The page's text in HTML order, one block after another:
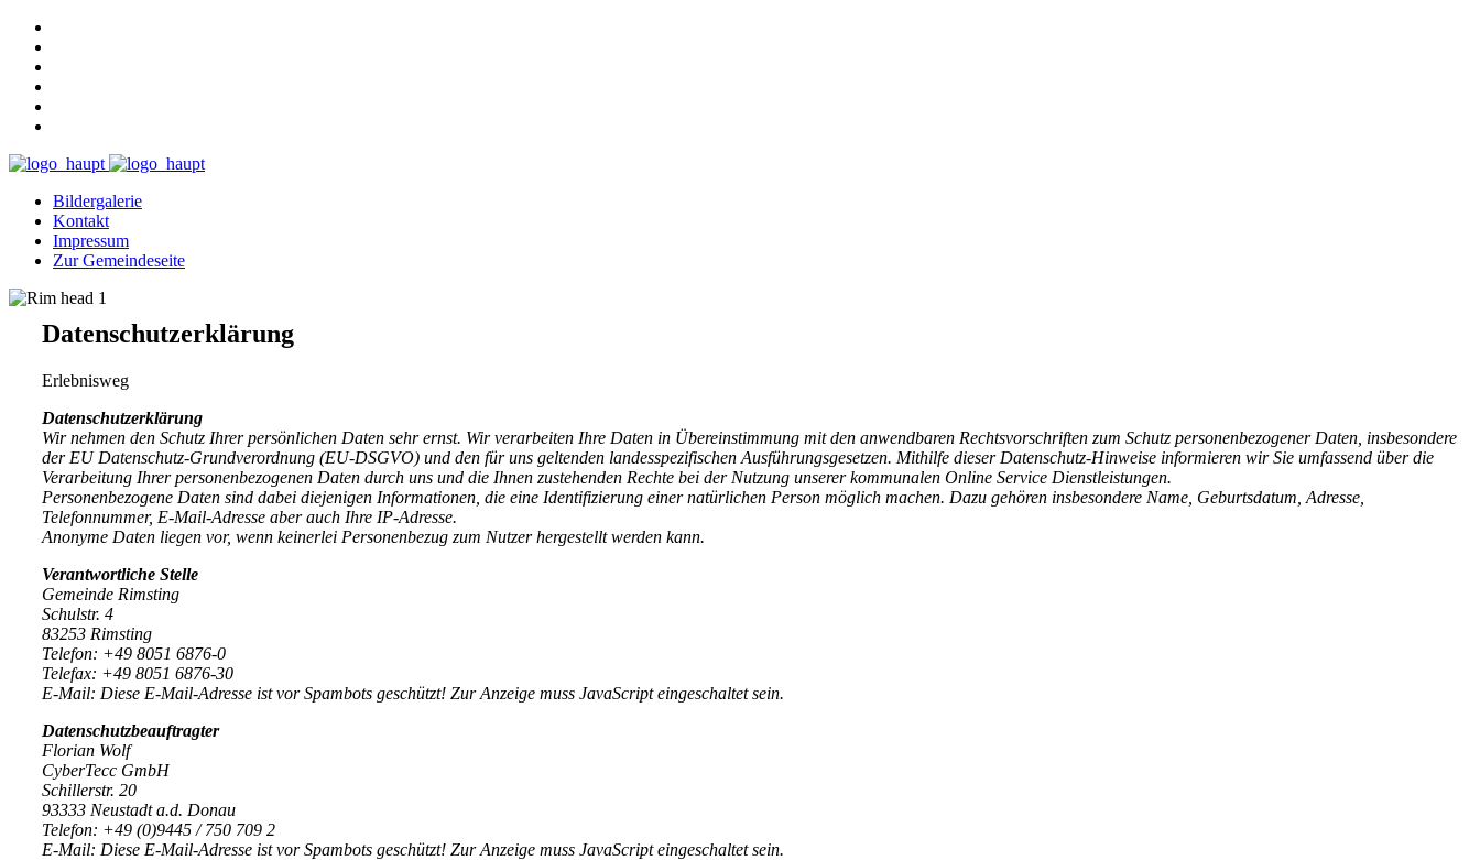
Bildergalerie
Kontakt
Impressum
Zur Gemeindeseite
Datenschutzerklärung
Erlebnisweg
Datenschutzerklärung
Wir nehmen den Schutz Ihrer persönlichen Daten sehr ernst. Wir verarbeiten Ihre Daten in Übereinstimmung mit den anwendbaren Rechtsvorschriften zum Schutz personenbezogener Daten, insbesondere
der EU Datenschutz-Grundverordnung (EU-DSGVO) und den für uns geltenden landesspezifischen Ausführungsgesetzen. Mithilfe dieser Datenschutz-Hinweise informieren wir Sie umfassend über die
Verarbeitung Ihrer personenbezogenen Daten durch uns und die Ihnen zustehenden Rechte bei der Nutzung unserer kommunalen Online Service Dienstleistungen.
Personenbezogene Daten sind dabei diejenigen Informationen, die eine Identifizierung einer natürlichen Person möglich machen. Dazu gehören insbesondere Name, Geburtsdatum, Adresse,
Telefonnummer, E-Mail-Adresse aber auch Ihre IP-Adresse.
Anonyme Daten liegen vor, wenn keinerlei Personenbezug zum Nutzer hergestellt werden kann.
Verantwortliche Stelle
Gemeinde Rimsting
Schulstr. 4
83253 Rimsting
Telefon: +49 8051 6876-0
Telefax: +49 8051 6876-30
E-Mail: Diese E-Mail-Adresse ist vor Spambots geschützt! Zur Anzeige muss JavaScript eingeschaltet sein.
Datenschutzbeauftragter
Florian Wolf
CyberTecc GmbH
Schillerstr. 20
93333 Neustadt a.d. Donau
Telefon: +49 (0)9445 / 750 709 2
E-Mail: Diese E-Mail-Adresse ist vor Spambots geschützt! Zur Anzeige muss JavaScript eingeschaltet sein.